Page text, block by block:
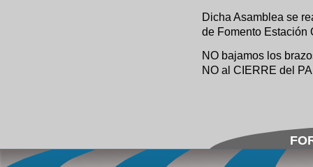
Dicha Asamblea se
de Fomento Estación
NO bajamos los
NO al CIERRE del